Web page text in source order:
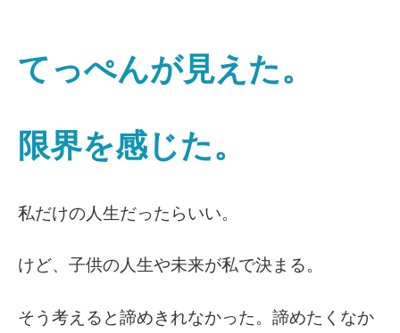
てっぺんが見えた。
限界を感じた。
私だけの人生だったらいい。
けど、子供の人生や未来が私で決まる。
そう考えると諦めきれなかった。諦めたくなか